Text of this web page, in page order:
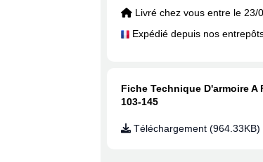
Livré chez vous entre le 23/
Expédié depuis nos
Fiche Technique D'armoire A
103-145
Téléchargement (964.33KB)